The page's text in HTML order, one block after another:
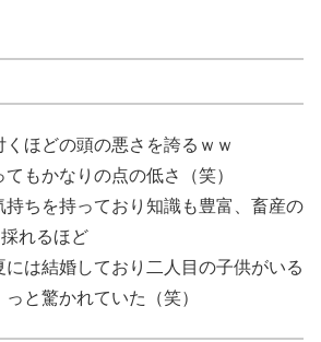
くほどの頭の悪さを誇るｗｗ
もかなりの点の低さ（笑）
持ちを持っており知識も豊富、畜産の
れるほど
は結婚しており二人目の子供がいる
と驚かれていた（笑）